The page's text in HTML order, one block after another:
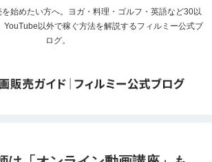
始めたい方へ。ヨガ・料理・ゴルフ・英語など30以
YouTube以外で稼ぐ方法を解説するフィルミー公式ブ
ログ。